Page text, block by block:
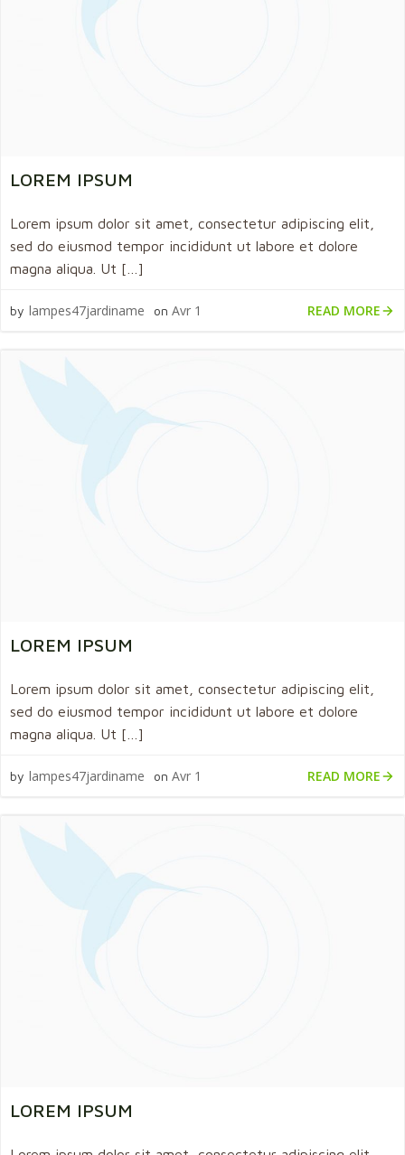
LOREM IPSUM
Lorem ipsum dolor sit amet, consectetur adipiscing elit,
sed do eiusmod tempor incididunt ut labore et dolore
magna aliqua. Ut […]
by lampes47jardiname on Avr 1 READ MORE
LOREM IPSUM
Lorem ipsum dolor sit amet, consectetur adipiscing elit,
sed do eiusmod tempor incididunt ut labore et dolore
magna aliqua. Ut […]
by lampes47jardiname on Avr 1 READ MORE
LOREM IPSUM